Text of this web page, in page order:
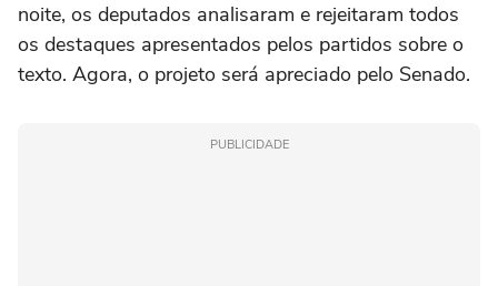
noite, os deputados analisaram e rejeitaram todos
os destaques apresentados pelos partidos sobre o
texto. Agora, o projeto será apreciado pelo Senado.
PUBLICIDADE